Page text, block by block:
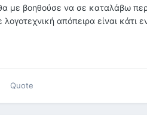
με βοηθούσε να σε καταλάβω
λογοτεχνική απόπειρα είναι κάτι
Quote